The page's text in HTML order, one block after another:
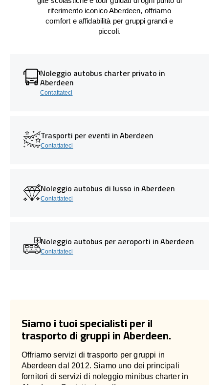
riferimento iconico Aberdeen, offriamo
comfort e affidabilità per gruppi grandi e
piccoli.
Noleggio autobus charter privato in
Aberdeen
Contattateci
Trasporti per eventi in Aberdeen
Contattateci
Noleggio autobus di lusso in Aberdeen
Contattateci
Noleggio autobus per aeroporti in Aberdeen
Contattateci
Siamo i tuoi specialisti per il
trasporto di gruppi in Aberdeen.
Offriamo servizi di trasporto per gruppi in
Aberdeen dal 2012. Siamo uno dei principali
fornitori di servizi di noleggio minibus charter in